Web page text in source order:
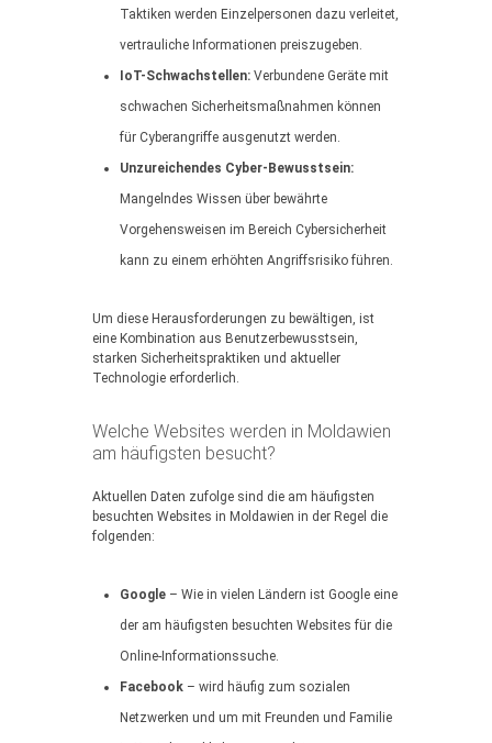
Taktiken werden Einzelpersonen dazu verleitet,
vertrauliche Informationen preiszugeben.
IoT-Schwachstellen: Verbundene Geräte mit
schwachen Sicherheitsmaßnahmen können
für Cyberangriffe ausgenutzt werden.
Unzureichendes Cyber-Bewusstsein:
Mangelndes Wissen über bewährte
Vorgehensweisen im Bereich Cybersicherheit
kann zu einem erhöhten Angriffsrisiko führen.
Um diese Herausforderungen zu bewältigen, ist
eine Kombination aus Benutzerbewusstsein,
starken Sicherheitspraktiken und aktueller
Technologie erforderlich.
Welche Websites werden in Moldawien
am häufigsten besucht?
Aktuellen Daten zufolge sind die am häufigsten
besuchten Websites in Moldawien in der Regel die
folgenden:
Google – Wie in vielen Ländern ist Google eine
der am häufigsten besuchten Websites für die
Online-Informationssuche.
Facebook – wird häufig zum sozialen
Netzwerken und um mit Freunden und Familie